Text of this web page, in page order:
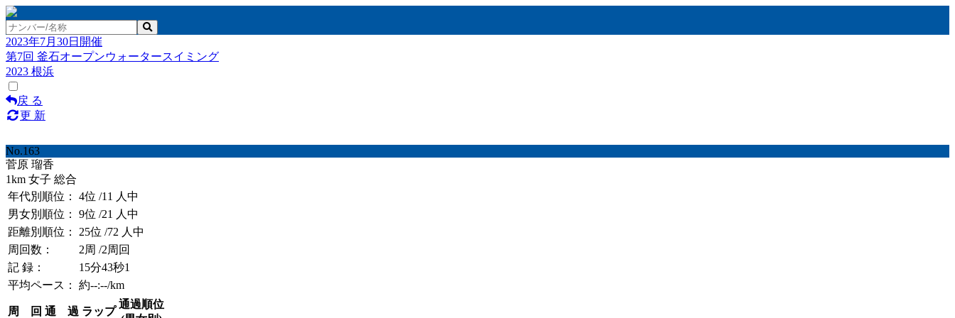
2023年7月30日開催
第7回 釜石オープンウォータースイミング
2023 根浜
戻 る
更 新
No.163
菅原 瑠香
1km 女子 総合
年代別順位：
4位 /11 人中
男女別順位：
9位 /21 人中
距離別順位：
25位 /72 人中
周回数：
2周 /2周回
記 録：
15分43秒1
平均ペース：
約--:--/km
周 回 通 過 ラップ
通過順位